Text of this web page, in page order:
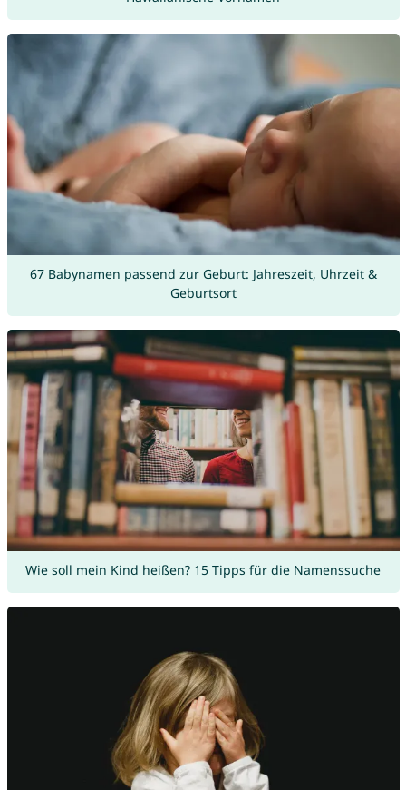
67 Babynamen passend zur Geburt: Jahreszeit, Uhrzeit &
Geburtsort
Wie soll mein Kind heißen? 15 Tipps für die Namenssuche